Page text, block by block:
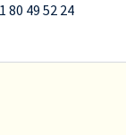
49 52 24